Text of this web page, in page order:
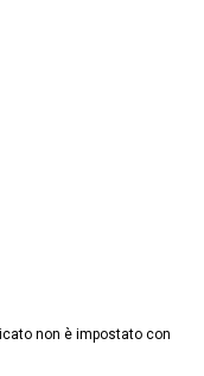
non è impostato con